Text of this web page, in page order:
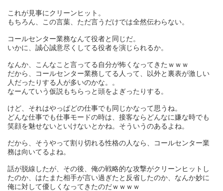
これが見事にクリーンヒット。
もちろん、この言葉、ただ言うだけでは全然伝わらない。
コールセンター業務なんて役者と同じだ。
いかに、誠心誠意尽くしてる役者を演じられるか。
なんか、こんなこと言ってる自分が怖くなってきたｗｗｗ
だから、コールセンター業務してる人って、以外と裏表が激しい
人だったりする人が多いのかな。。
なーんていう仮説もちらっと頭をよぎったりする。
けど、それはやっぱどの仕事でも同じかなって思うね。
どんな仕事でも仕事モードの時は、接客ならどんなに嫌な時でも
笑顔を魅せないといけないとかね。そういうのあるよね。
だから、そうやって割り切れる性格の人なら、コールセンター業
務は向いてるよね。
話が脱線したが、その後、俺の戦略的な攻撃がクリーンヒットし
たのか、はたまた相手が言い過ぎたと反省したのか、なんか妙に
俺に対して優しくなってきたのだｗｗｗｗ